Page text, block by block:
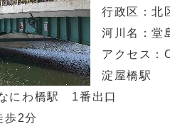
行政区：北
河川名：堂
アクセス
淀屋橋駅
橋駅 1番出口
2分